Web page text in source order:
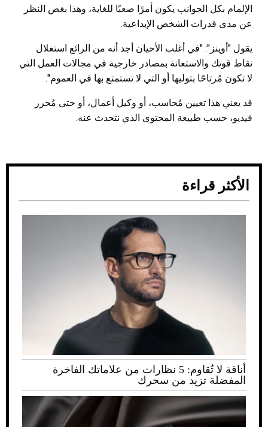
الإلمام بكل الجوانب يكون أمرًا صعبًا للغاية، وهذا بغض النظر
عن مدى قدرات الشخص الإبداعية.
يقول "أوينز": "في أغلب الأحيان أجد أنه من الرائع استغلال
نقاط قوتك والاستعانة بمصادر خارجية في مجالات العمل التي
لا تكون مُرتاحًا بتوليها أو التي لا تستمتع بها في العموم".
قد يعني هذا تعيين مُحاسب، أو وكيل أعمال، أو حتى مُحرر
فيديو، حسب طبيعة المحتوى الذي نتحدث عنه.
الأكثر قراءة
أناقة لا تُقاوم: 5 نظارات من علاماتك الفاخرة
المفضلة تزيد من سحرك